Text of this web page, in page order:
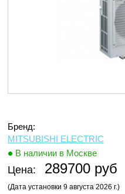
Бренд:
MITSUBISHI ELECTRIC
В наличии в Москве
Цена: 289700 руб
(Дата установки 9 августа 2026 г.)